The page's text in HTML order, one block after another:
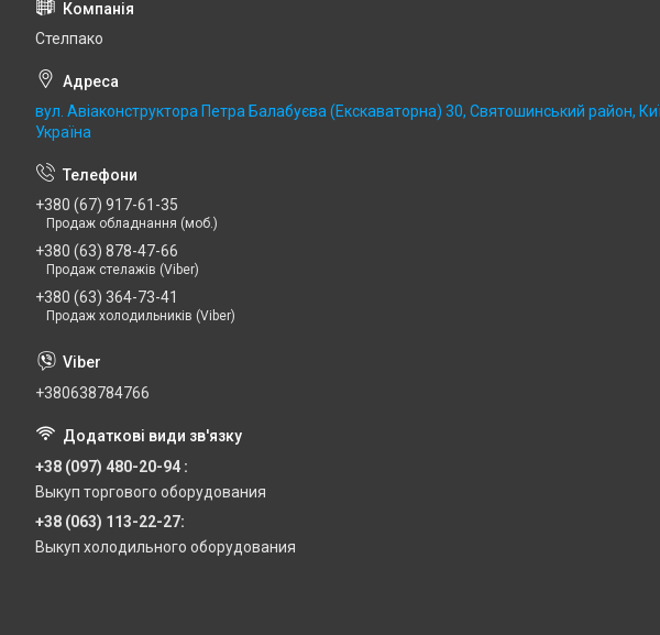
Стелпако
вул. Авіаконструктора Петра Балабуєва (Екскаваторна) 30, Святошинський район,
Україна
+380 (67) 917-61-35
Продаж обладнання (моб.)
+380 (63) 878-47-66
Продаж стелажів (Viber)
+380 (63) 364-73-41
Продаж холодильників (Viber)
+380638784766
+38 (097) 480-20-94
Выкуп торгового оборудования
+38 (063) 113-22-27
Выкуп холодильного оборудования